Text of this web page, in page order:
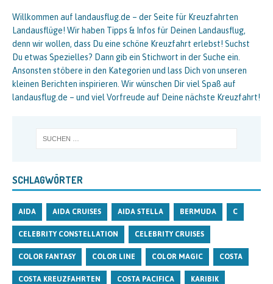
Willkommen auf landausflug.de – der Seite für Kreuzfahrten
Landausflüge! Wir haben Tipps & Infos für Deinen Landausflug,
denn wir wollen, dass Du eine schöne Kreuzfahrt erlebst! Suchst
Du etwas Spezielles? Dann gib ein Stichwort in der Suche ein.
Ansonsten stöbere in den Kategorien und lass Dich von unseren
kleinen Berichten inspirieren. Wir wünschen Dir viel Spaß auf
landausflug.de – und viel Vorfreude auf Deine nächste Kreuzfahrt!
SCHLAGWÖRTER
AIDA AIDA CRUISES AIDA STELLA BERMUDA C
CELEBRITY CONSTELLATION CELEBRITY CRUISES
COLOR FANTASY COLOR LINE COLOR MAGIC COSTA
COSTA KREUZFAHRTEN COSTA PACIFICA KARIBIK